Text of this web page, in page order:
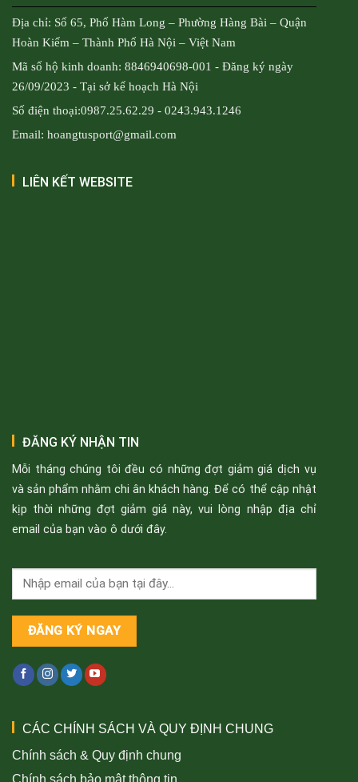
Địa chỉ: Số 65, Phố Hàm Long – Phường Hàng Bài – Quận
Hoàn Kiếm – Thành Phố Hà Nội – Việt Nam
Mã số hộ kinh doanh: 8846940698-001 - Đăng ký ngày
26/09/2023 - Tại sở kế hoạch Hà Nội
Số điện thoại:0987.25.62.29 - 0243.943.1246
Email: hoangtusport@gmail.com
LIÊN KẾT WEBSITE
ĐĂNG KÝ NHẬN TIN
Mỗi tháng chúng tôi đều có những đợt giảm giá dịch vụ
và sản phẩm nhằm chi ân khách hàng. Để có thể cập nhật
kịp thời những đợt giảm giá này, vui lòng nhập địa chỉ
email của bạn vào ô dưới đây.
CÁC CHÍNH SÁCH VÀ QUY ĐỊNH CHUNG
Chính sách & Quy định chung
Chính sách bảo mật thông tin